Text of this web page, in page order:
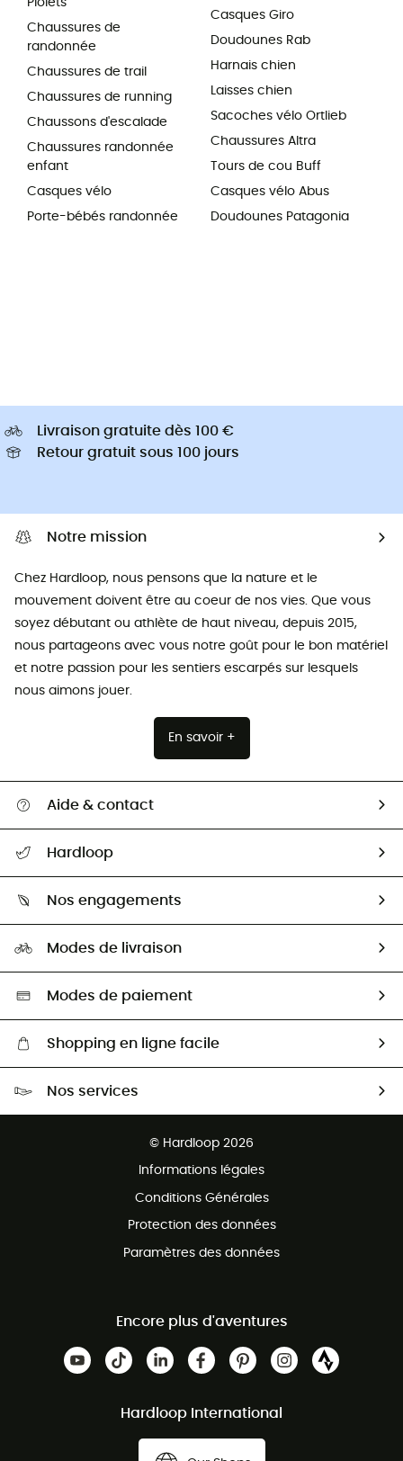
Piolets
Chaussures de
randonnée
Chaussures de trail
Chaussures de running
Chaussons d'escalade
Chaussures randonnée
enfant
Casques vélo
Porte-bébés randonnée
Casques Giro
Doudounes Rab
Harnais chien
Laisses chien
Sacoches vélo Ortlieb
Chaussures Altra
Tours de cou Buff
Casques vélo Abus
Doudounes Patagonia
Livraison gratuite dès 100 €
Retour gratuit sous 100 jours
Notre mission
Chez Hardloop, nous pensons que la nature et le
mouvement doivent être au coeur de nos vies. Que vous
soyez débutant ou athlète de haut niveau, depuis 2015,
nous partageons avec vous notre goût pour le bon matériel
et notre passion pour les sentiers escarpés sur lesquels
nous aimons jouer.
En savoir +
Aide & contact
Retour & remboursement
Guide des tailles
Seconde Main
Aide & Contact
Hardloop
HardGuides
Nos engagements
Sélection éco-responsable
Modes de livraison
Modes de paiement
Shopping en ligne facile
Nos services
© Hardloop 2026
Informations légales
Conditions Générales
Protection des données
Paramètres des données
Encore plus d'aventures
Hardloop International